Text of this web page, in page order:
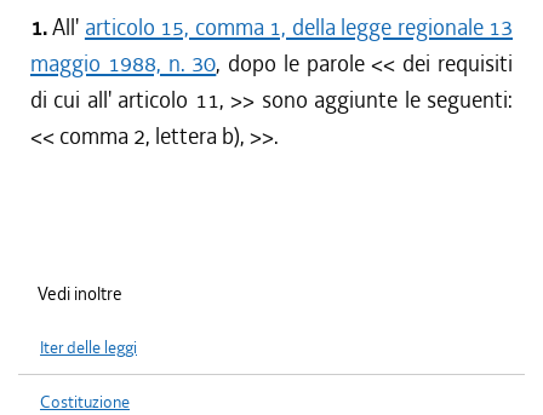
1.All' articolo 15, comma 1, della legge regionale 13
maggio 1988, n. 30, dopo le parole << dei requisiti
di cui all' articolo 11, >> sono aggiunte le seguenti:
<< comma 2, lettera b), >>.
Vedi inoltre
Iter delle leggi
Costituzione